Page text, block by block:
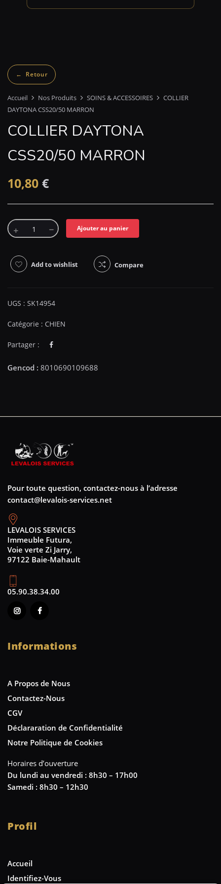
Accueil Nos Produits SOINS & ACCESSOIRES
COLLIER
DAYTONA CSS20/50 MARRON
COLLIER DAYTONA
CSS20/50 MARRON
10,80 €
Ajouter au panier
Add to wishlist Compare
UGS : SK14954
Catégorie : CHIEN
Partager :
Pour toute question, contactez-nous à l’adresse
contact@levalois-services.net
LEVALOIS SERVICES
Immeuble Futura,
Voie verte Zi Jarry,
97122 Baie-Mahault
05.90.38.34.00
Informations
A Propos de Nous
Contactez-Nous
CGV
Déclararation de Confidentialité
Notre Politique de Cookies
Horaires d’ouverture
Du lundi au vendredi : 8h30 – 17h00
Samedi : 8h30 – 12h30
Profil
Accueil
Identifiez-Vous